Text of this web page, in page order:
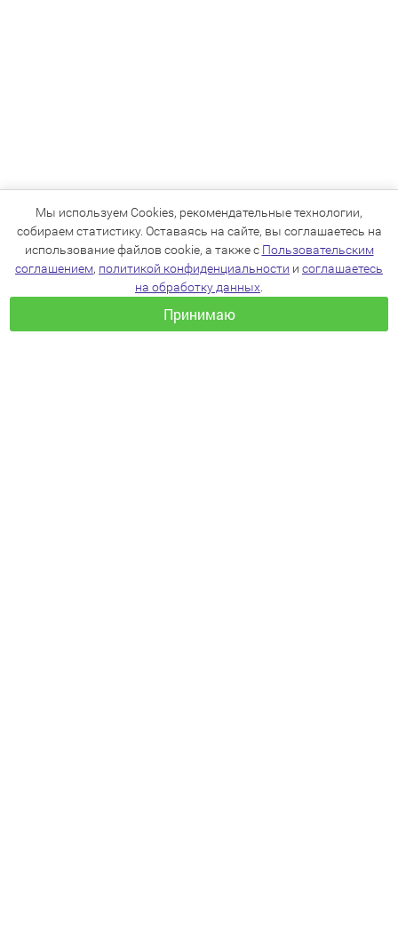
Мы используем Cookies, рекомендательные технологии,
собираем статистику. Оставаясь на сайте, вы соглашаетесь на
использование файлов cookie, а также с Пользовательским
соглашением, политикой конфиденциальности и соглашаетесь
на обработку данных
Принимаю